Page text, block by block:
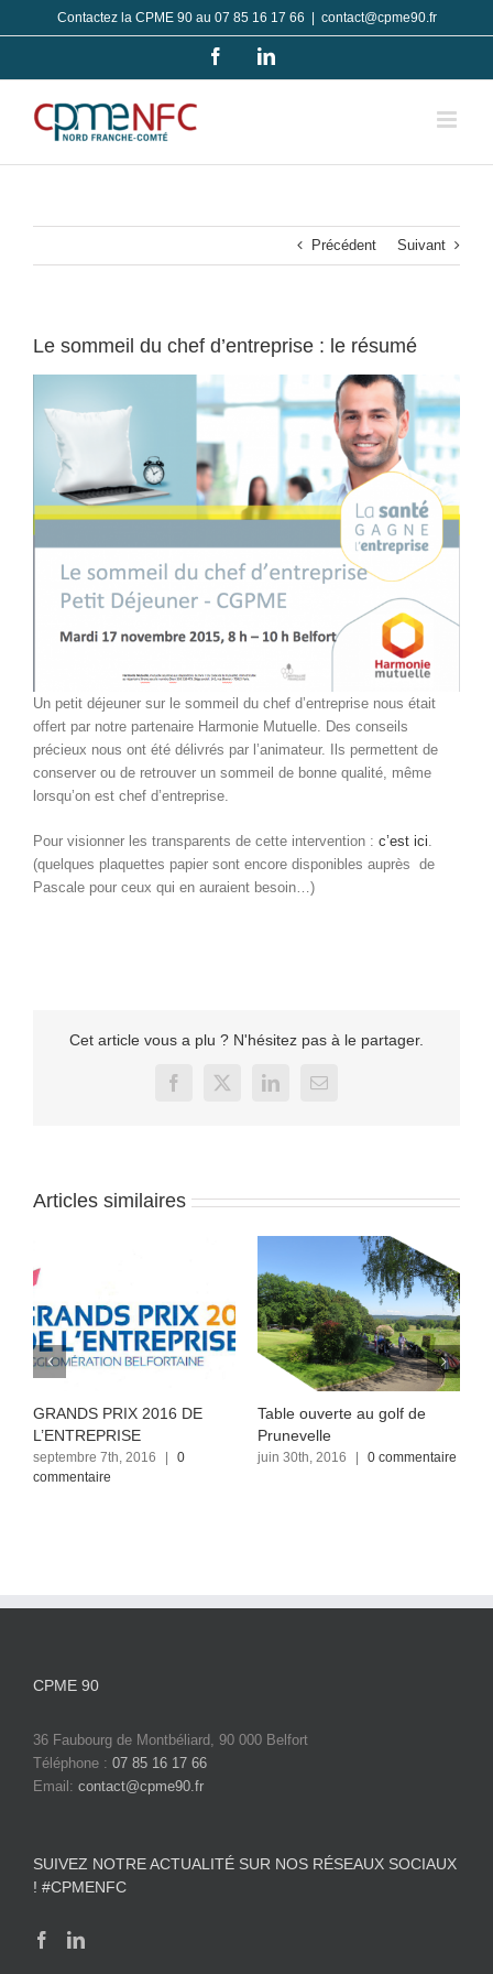
au
Contactez la CPME 90 au 07 85 16 17 66 contact@cpme90.fr
FacebookLinkedIn
Précédent Suivant
Le sommeil du chef d’entreprise : le résumé
Un petit déjeuner sur le sommeil du chef d’entreprise nous était
offert par notre partenaire Harmonie Mutuelle. Des conseils
précieux nous ont été délivrés par l’animateur. Ils permettent de
conserver ou de retrouver un sommeil de bonne qualité, même
lorsqu’on est chef d’entreprise.
Pour visionner les transparents de cette intervention : c’est ici
(quelques plaquettes papier sont encore disponibles auprès de
Pascale pour ceux qui en auraient besoin…)
Cet article vous a plu ? N'hésitez pas à le partager.
Facebook
X LinkedInEmail
Articles similaires
GRANDS PRIX 2016 DE
L’ENTREPRISE
septembre 7th, 2016
0
commentaire
Table ouverte au golf de
Prunevelle
juin 30th, 2016 0 commentaire
CPME 90
36 Faubourg de Montbéliard, 90 000 Belfort
Téléphone : 07 85 16 17 66
Email: contact@cpme90.fr
SUIVEZ NOTRE ACTUALITÉ SUR NOS RÉSEAUX SOCIAUX
! #CPMENFC